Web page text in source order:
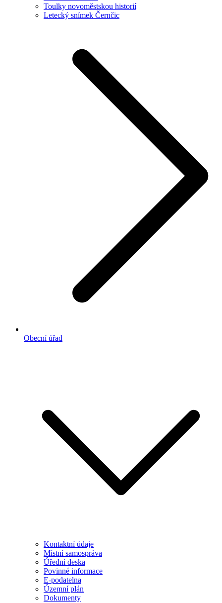
Toulky novoměstskou historií
Letecký snímek Černčic
Obecní úřad
Kontaktní údaje
Místní samospráva
Úřední deska
Povinné informace
E-podatelna
Územní plán
Dokumenty